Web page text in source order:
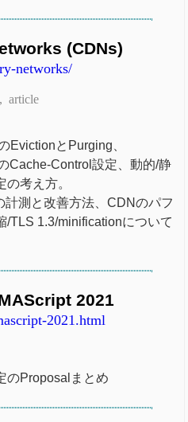
(CDNs)
networks/
article
EvictionとPurging、
Cache-Control設定、動的/静
考え方。
測と改善方法、CDNのパフ
/TLS 1.3/minificationについて
2021
2021.html
のProposalまとめ